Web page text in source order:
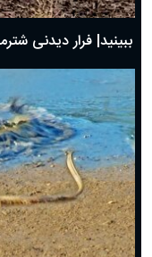
ببینید| فرار دیدنی